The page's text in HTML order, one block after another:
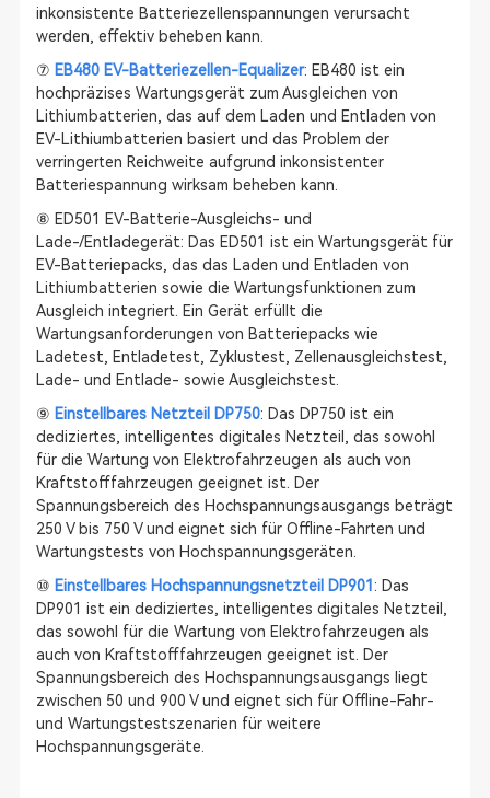
inkonsistente Batteriezellenspannungen verursacht
werden, effektiv beheben kann.
⑦ EB480 EV-Batteriezellen-Equalizer: EB480 ist ein
hochpräzises Wartungsgerät zum Ausgleichen von
Lithiumbatterien, das auf dem Laden und Entladen von
EV-Lithiumbatterien basiert und das Problem der
verringerten Reichweite aufgrund inkonsistenter
Batteriespannung wirksam beheben kann.
⑧ ED501 EV-Batterie-Ausgleichs- und
Lade-/Entladegerät: Das ED501 ist ein Wartungsgerät für
EV-Batteriepacks, das das Laden und Entladen von
Lithiumbatterien sowie die Wartungsfunktionen zum
Ausgleich integriert. Ein Gerät erfüllt die
Wartungsanforderungen von Batteriepacks wie
Ladetest, Entladetest, Zyklustest, Zellenausgleichstest,
Lade- und Entlade- sowie Ausgleichstest.
⑨ Einstellbares Netzteil DP750: Das DP750 ist ein
dediziertes, intelligentes digitales Netzteil, das sowohl
für die Wartung von Elektrofahrzeugen als auch von
Kraftstofffahrzeugen geeignet ist. Der
Spannungsbereich des Hochspannungsausgangs beträgt
250 V bis 750 V und eignet sich für Offline-Fahrten und
Wartungstests von Hochspannungsgeräten.
⑩ Einstellbares Hochspannungsnetzteil DP901 : Das
DP901 ist ein dediziertes, intelligentes digitales Netzteil,
das sowohl für die Wartung von Elektrofahrzeugen als
auch von Kraftstofffahrzeugen geeignet ist. Der
Spannungsbereich des Hochspannungsausgangs liegt
zwischen 50 und 900 V und eignet sich für Offline-Fahr-
und Wartungstestszenarien für weitere
Hochspannungsgeräte.